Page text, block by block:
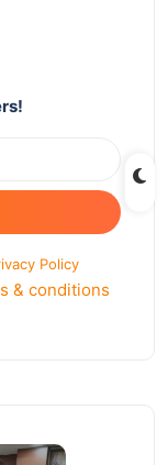
Policy
& conditions